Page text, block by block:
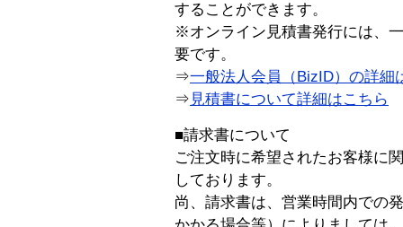
することができます。
※オンライン見積書発行には、
要です。
⇒一般法人会員（BizID）の詳細
⇒ 見積書について詳細はこちら
■請求書について
ご注文時に希望されたお客様に
しております。
尚、請求書は、営業時間内での